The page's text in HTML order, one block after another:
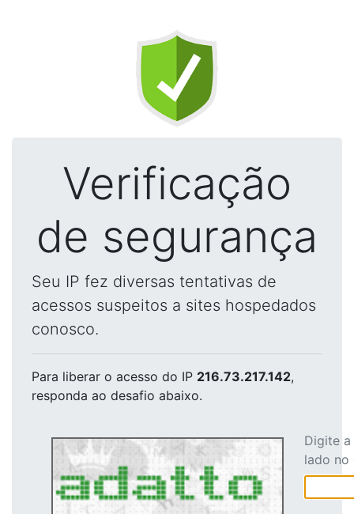
Verificação
de segurança
Seu IP fez diversas tentativas de
acessos suspeitos a sites hospedados
conosco.
Para liberar o acesso do IP 216.73.217.142,
responda ao desafio abaixo.
Digite
lado no